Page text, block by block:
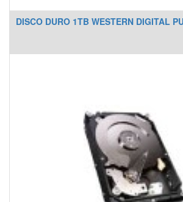
DISCO DURO 1TB WESTERN DIGITAL